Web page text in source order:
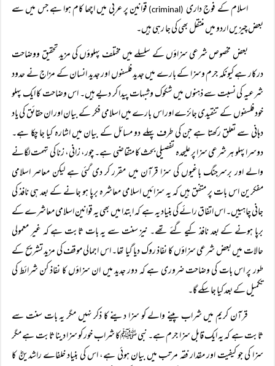
اسلام کے فوج داری (criminal)
قوانین پر عربی میں اچھا کام ہوا ہے جس میں سے
بعض چیزیں اردو میں منتقل بھی کی جا رہی ہیں۔
بعض مخصوص شرعی سزاؤں کے سلسلے میں مختلف پہلوؤں کی مزید تحقیق ووضاحت
درکار ہے کیونکہ جرم وسزا کے بارے میں جدید فلسفوں اور جدید انسان کے مزاج نے حدود
شرعیہ کی نسبت سے ذہنوں میں شکوک وشبہات پیدا کر دیے ہیں۔ اس وضاحت کا ایک پہلو
خود فلسفوں کے تنقیدی جائزے اور اس بارے میں اسلامی فکر کے بیان اور ان حقائق کی یاد
دہانی سے تعلق رکھتا ہے جن کی طرف پہلے دو مسائل کے بیان میں اشارہ کیا جا چکا ہے۔
دوسرا پہلو ہر شرعی سزا پر علیحدہ تفصیلی بحث کا متقاضی ہے۔ چور، زانی، زنا کی تہمت لگانے
والے اور برسرجنگ باغیوں کی سزا قرآن میں مقرر کر دی گئی ہے لیکن معاصر اسلامی
مفکرین اس بات پر متفق ہیں کہ یہ سزائیں اسلامی معاشرہ برپا ہو جانے کے بعد ہی نافذ کی
جانی چاہییں۔ اس اتفاق رائے کی بنیاد یہ ہے کہ ابتدا میں بھی یہ قوانین اسلامی معاشرے کے
برپا ہونے کے بعد نافذ کیے گئے تھے۔ نیز سنت سے یہ بات ثابت ہے کہ غیر معمولی
حالات میں بعض شرعی سزاؤں کا نفاذ روک دیا گیا تھا۔ اس اجمالی موقف کی مزید تشریح کے
طور پر اس بات کی وضاحت ضروری ہے کہ دور جدید میں ان سزاؤں کا نفاذ کن شرائط کی
تکمیل کے بعد کیا جا سکے گا۔
قرآن کریم میں شراب پینے والے کو سزا دینے کا ذکر نہیں مگر یہ بات سنت سے
ثابت ہے کہ یہ ایک قابل سزا جرم ہے۔ نبی ﷺکا شراب خور کو سزا دینا ثابت ہے مگر
سزا کی جو کیفیت اور مقدار فقہ مرتب میں بیان ہوئی ہے، اس کی بنیاد خلفاے راشدینؓ کا